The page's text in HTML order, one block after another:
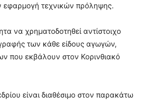
εφαρμογή τεχνικών πρόληψης.
να χρηματοδοτηθεί αντίστοιχο
των κάθε είδους αγωγών,
που εκβάλουν στον Κορινθιακό
είναι διαθέσιμο στον παρακάτω